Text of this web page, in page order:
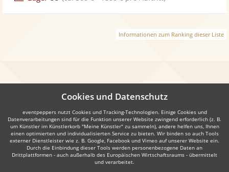
Informationen zum Ranking dieser Liste
Trompeter Dudelsackspieler Moderator Redner/
Cookies und Datenschutz
eventpeppers nutzt Cookies und Tracking-Technologien. Einige Cookies und
Datenverarbeitungen sind für die Funktion unserer Website zwingend erforderlich (z. B.
um Künstler im Künstlerkorb "Meine Künstler" zu sammeln), andere helfen uns, Ihnen
einen optimierten und individualisierten Service zu bieten. Wir binden so auch Tools
externer Dienstleister wie z. B. Google, Facebook und Vimeo auf unserer Website ein.
Durch die Einbindung dieser Tools werden personenbezogene Daten an
Drittplattformen - auch außerhalb des Europäischen Wirtschaftsraums - übermittelt
und verarbeitet.